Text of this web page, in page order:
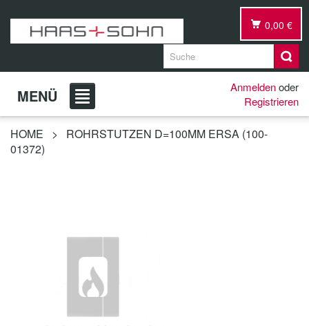
0,00 €
MENÜ Anmeldenoder
Registrieren
HOME >
ROHRSTUTZEN D=100MM ERSA (100-
01372)